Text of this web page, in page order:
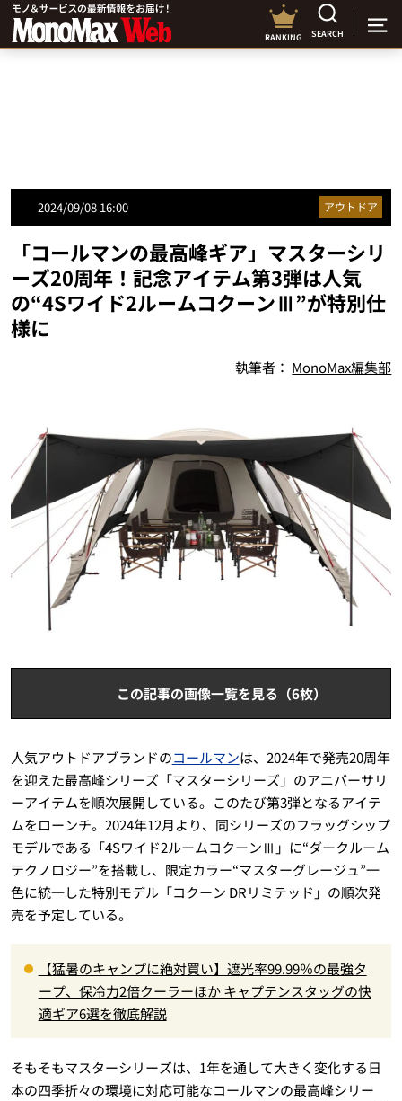
RANKING SEARCH
2024/09/08 16:00 アウトドア
「コールマンの最高峰ギア」マスターシリ
ーズ20周年！記念アイテム第3弾は人気
の“4Sワイド2ルームコクーンⅢ”が特別仕
様に
執筆者： MonoMax編集部
この記事の画像一覧を見る（6枚）
人気アウトドアブランドのコールマンは、2024年で発売20周年
を迎えた最高峰シリーズ「マスターシリーズ」のアニバーサリ
ーアイテムを順次展開している。このたび第3弾となるアイテ
ムをローンチ。2024年12月より、同シリーズのフラッグシップ
モデルである「4Sワイド2ルームコクーンⅢ」に“ダークルーム
テクノロジー”を搭載し、限定カラー“マスターグレージュ”一
色に統一した特別モデル「コクーン DRリミテッド」の順次発
売を予定している。
【猛暑のキャンプに絶対買い】遮光率99.99％の最強タ
ープ、保冷力2倍クーラーほか キャプテンスタッグの快
適ギア6選を徹底解説
そもそもマスターシリーズは、1年を通して大きく変化する日
本の四季折々の環境に対応可能なコールマンの最高峰シリー